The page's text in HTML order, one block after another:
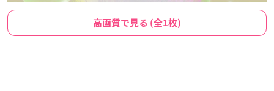
高画質で見る (全1枚)